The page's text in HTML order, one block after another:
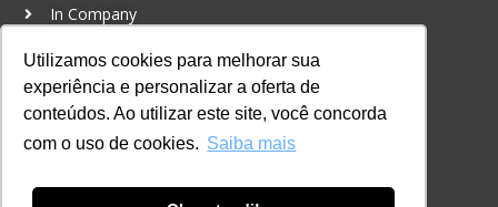
Utilizamos cookies para melhorar sua
experiência e personalizar a oferta de
conteúdos. Ao utilizar este site, você concorda
com o uso de cookies. Saiba mais
In Company
Certificações
CONTATO
+55 11 98924-8322